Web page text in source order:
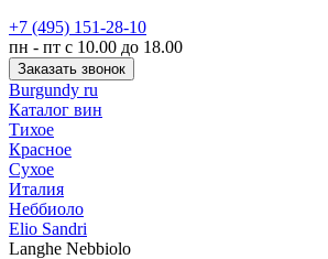
+7 (495) 151-28-10
пн - пт с 10.00 до 18.00
Заказать звонок
Burgundy ru
Каталог вин
Тихое
Красное
Сухое
Италия
Неббиоло
Elio Sandri
Langhe Nebbiolo